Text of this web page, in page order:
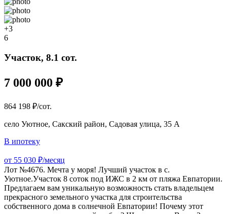
+3
6
Участок, 8.1 сот.
7 000 000 ₽
864 198 ₽/сот.
село Уютное, Сакский район, Садовая улица, 35 А
В ипотеку
от 55 030 ₽/месяц
Лот №4676. Мечта у моря! Лучший участок в с.
Уютное.Участок 8 соток под ИЖС в 2 км от пляжа Евпатории.
Предлагаем вам уникальную возможность стать владельцем
прекрасного земельного участка для строительства
собственного дома в солнечной Евпатории! Почему этот